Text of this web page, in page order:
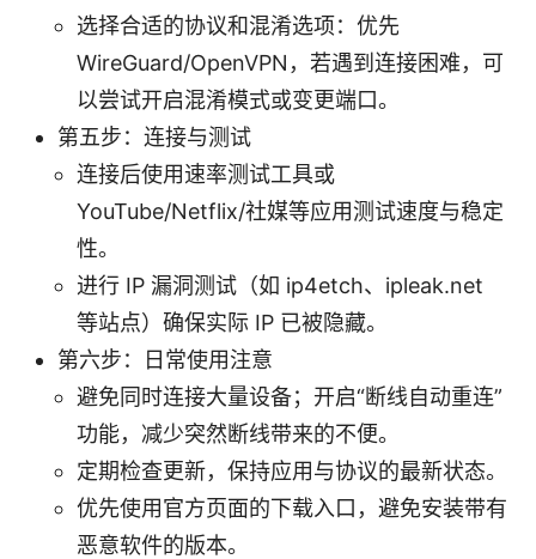
选择合适的协议和混淆选项：优先
WireGuard/OpenVPN，若遇到连接困难，可
以尝试开启混淆模式或变更端口。
第五步：连接与测试
连接后使用速率测试工具或
YouTube/Netflix/社媒等应用测试速度与稳定
性。
进行 IP 漏洞测试（如 ip4etch、ipleak.net
等站点）确保实际 IP 已被隐藏。
第六步：日常使用注意
避免同时连接大量设备；开启“断线自动重连”
功能，减少突然断线带来的不便。
定期检查更新，保持应用与协议的最新状态。
优先使用官方页面的下载入口，避免安装带有
恶意软件的版本。